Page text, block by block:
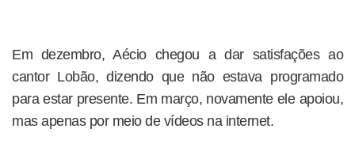
Em dezembro, Aécio chegou a dar satisfações ao
cantor Lobão, dizendo que não estava programado
para estar presente. Em março, novamente ele apoiou,
mas apenas por meio de vídeos na internet.